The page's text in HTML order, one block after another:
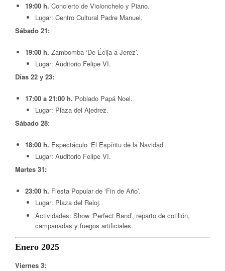
19:00 h. Concierto de Violonchelo y Piano.
Lugar: Centro Cultural Padre Manuel.
Sábado 21:
19:00 h. Zambomba ‘De Écija a Jerez’.
Lugar: Auditorio Felipe VI.
Días 22 y 23:
17:00 a 21:00 h. Poblado Papá Noel.
Lugar: Plaza del Ajedrez.
Sábado 28:
18:00 h. Espectáculo ‘El Espíritu de la Navidad’.
Lugar: Auditorio Felipe VI.
Martes 31:
23:00 h. Fiesta Popular de ‘Fin de Año’.
Lugar: Plaza del Reloj.
Actividades: Show ‘Perfect Band’, reparto de cotillón,
campanadas y fuegos artificiales.
Enero 2025
Viernes 3: